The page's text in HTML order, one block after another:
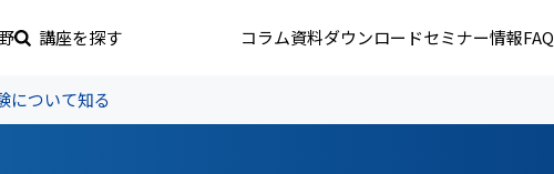
講座を探す コラム資料ダウンロードセミナー情報FAQ
について知る